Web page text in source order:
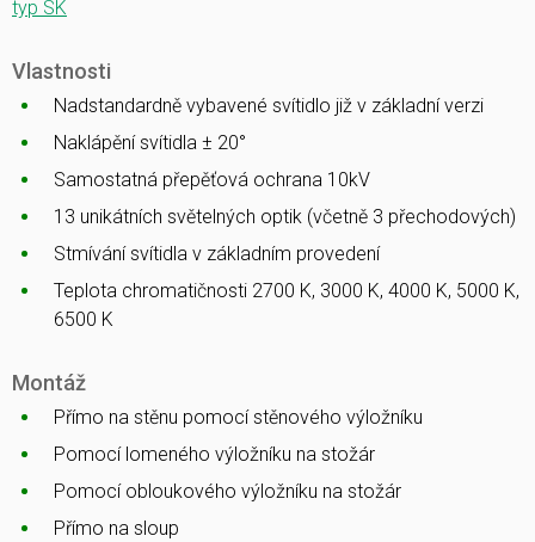
Vlastnosti
Nadstandardně vybavené svítidlo již v základní verzi
Naklápění svítidla ± 20°
Samostatná přepěťová ochrana 10kV
13 unikátních světelných optik (včetně 3 přechodových)
Stmívání svítidla v základním provedení
Teplota chromatičnosti 2700 K, 3000 K, 4000 K, 5000 K,
6500 K
Montáž
Přímo na stěnu pomocí stěnového výložníku
Pomocí lomeného výložníku na stožár
Pomocí obloukového výložníku na stožár
Přímo na sloup